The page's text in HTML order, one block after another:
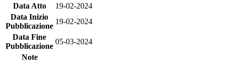
Data Atto
19-02-2024
Data Inizio
Pubblicazione
19-02-2024
Data Fine
Pubblicazione
05-03-2024
Note